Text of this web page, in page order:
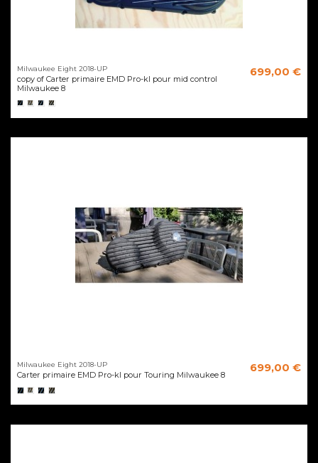
Milwaukee Eight 2018-UP
copy of Carter primaire EMD Pro-kl pour mid control
Milwaukee 8
699,00 €
Milwaukee Eight 2018-UP
Carter primaire EMD Pro-kl pour Touring Milwaukee 8
699,00 €